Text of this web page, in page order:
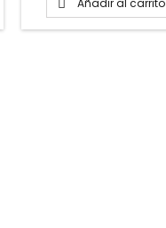
 Añadir al carrito